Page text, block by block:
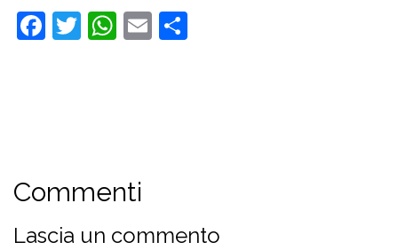
Facebook
Twitter
WhatsApp
Email
Commenti
Lascia un commento